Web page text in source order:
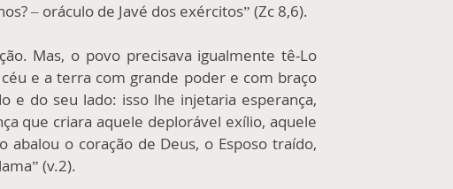
– oráculo de Javé dos exércitos” (Zc 8,6).
Mas, o povo precisava igualmente tê-Lo
e a terra com grande poder e com braço
e do seu lado: isso lhe injetaria esperança,
que criara aquele deplorável exílio, aquele
o coração de Deus, o Esposo traído,
(v.2).